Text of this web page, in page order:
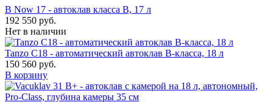
B Now 17 - автоклав класса B, 17 л
192 550 руб.
Нет в наличии
Tanzo C18 - автоматический автоклав B-класса, 18 л
150 560 руб.
В корзину